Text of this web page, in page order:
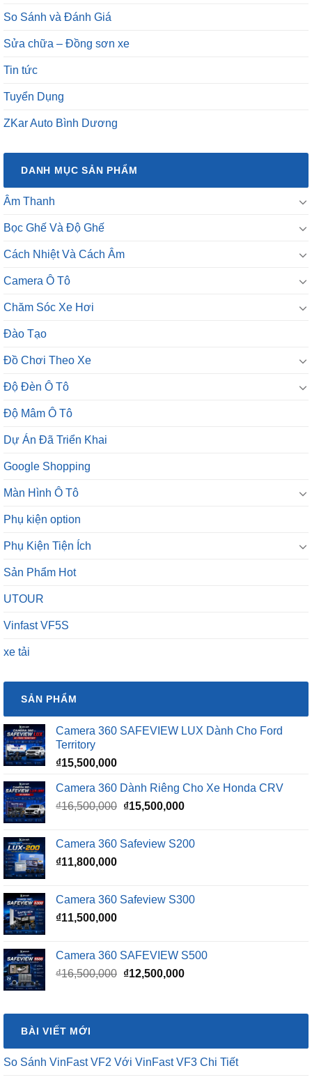
So Sánh và Đánh Giá
Sửa chữa – Đồng sơn xe
Tin tức
Tuyển Dụng
ZKar Auto Bình Dương
DANH MỤC SẢN PHẨM
Âm Thanh
Bọc Ghế Và Độ Ghế
Cách Nhiệt Và Cách Âm
Camera Ô Tô
Chăm Sóc Xe Hơi
Đào Tạo
Đồ Chơi Theo Xe
Độ Đèn Ô Tô
Độ Mâm Ô Tô
Dự Án Đã Triển Khai
Google Shopping
Màn Hình Ô Tô
Phụ kiện option
Phụ Kiện Tiện Ích
Sản Phẩm Hot
UTOUR
Vinfast VF5S
xe tải
SẢN PHẨM
Camera 360 SAFEVIEW LUX Dành Cho Ford
Territory
₫15,500,000
Camera 360 Dành Riêng Cho Xe Honda CRV
₫16,500,000 Giá
₫16,500,000.
₫15,500,000Giá
là:
Camera 360 Safeview S200
₫11,800,000
Camera 360 Safeview S300
₫11,500,000
Camera 360 SAFEVIEW S500
₫16,500,000 Giá
₫16,500,000.
₫12,500,000Giá
là:
BÀI VIẾT MỚI
So Sánh VinFast VF2 Với VinFast VF3 Chi Tiết